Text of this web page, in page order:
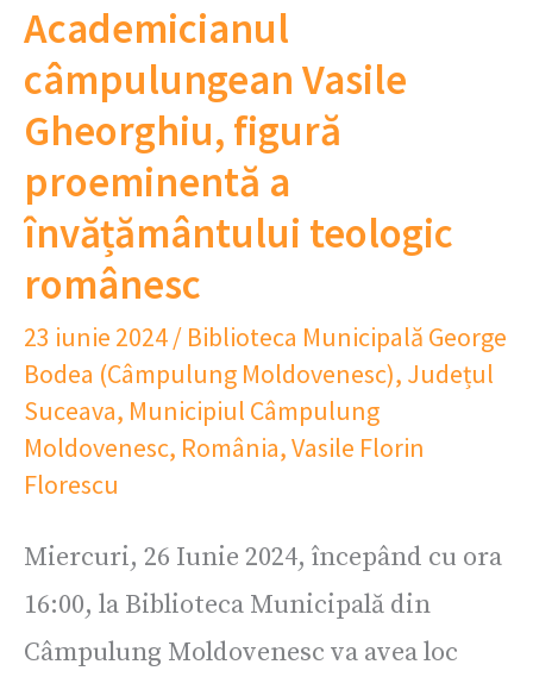
Academicianul
câmpulungean Vasile
Gheorghiu, figură
proeminentă a
învățământului teologic
românesc
23 iunie 2024/ Biblioteca Municipală George
Bodea (Câmpulung Moldovenesc), Județul
Suceava, Municipiul Câmpulung
Moldovenesc, România,Vasile Florin
Florescu
Miercuri, 26 Iunie 2024, începând cu ora
16:00, la Biblioteca Municipală din
Câmpulung Moldovenesc va avea loc